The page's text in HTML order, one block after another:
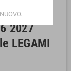
2027
LEGAMI